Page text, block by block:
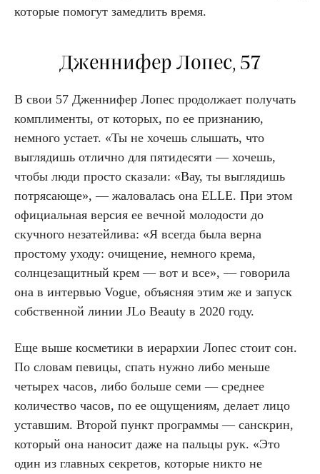
которые помогут замедлить время.
Дженнифер Лопес, 57
В свои 57 Дженнифер Лопес продолжает получать
комплименты, от которых, по ее признанию,
немного устает. «Ты не хочешь слышать, что
выглядишь отлично для пятидесяти — хочешь,
чтобы люди просто сказали: «Вау, ты выглядишь
потрясающе», — жаловалась она ELLE. При этом
официальная версия ее вечной молодости до
скучного незатейлива: «Я всегда была верна
простому уходу: очищение, немного крема,
солнцезащитный крем — вот и все», — говорила
она в интервью Vogue, объясняя этим же и запуск
собственной линии JLo Beauty в 2020 году.
Еще выше косметики в иерархии Лопес стоит сон.
По словам певицы, спать нужно либо меньше
четырех часов, либо больше семи — среднее
количество часов, по ее ощущениям, делает лицо
уставшим. Второй пункт программы — санскрин,
который она наносит даже на пальцы рук. «Это
один из главных секретов, которые никто не